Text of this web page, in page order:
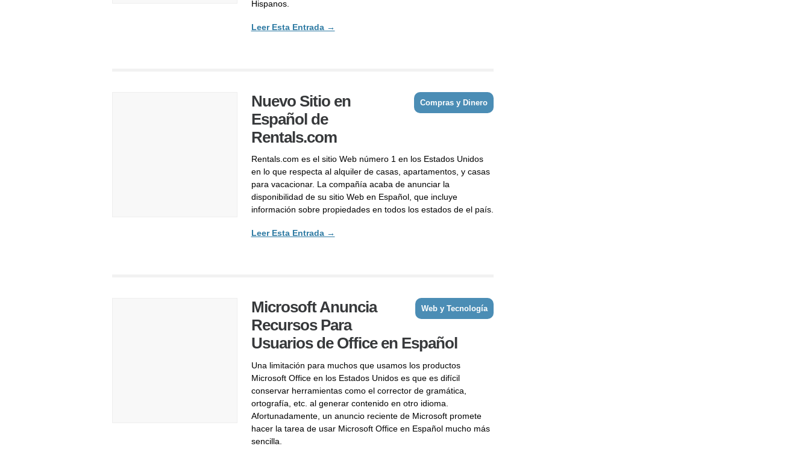
Hispanos.
Leer Esta Entrada →
Compras y Dinero
Nuevo Sitio en
Español de
Rentals.com
Rentals.com es el sitio Web número 1 en los Estados Unidos
en lo que respecta al alquiler de casas, apartamentos, y casas
para vacacionar. La compañía acaba de anunciar la
disponibilidad de su sitio Web en Español, que incluye
información sobre propiedades en todos los estados de el país.
Leer Esta Entrada →
Web y Tecnología
Microsoft Anuncia
Recursos Para
Usuarios de Office en Español
Una limitación para muchos que usamos los productos
Microsoft Office en los Estados Unidos es que es difícil
conservar herramientas como el corrector de gramática,
ortografía, etc. al generar contenido en otro idioma.
Afortunadamente, un anuncio reciente de Microsoft promete
hacer la tarea de usar Microsoft Office en Español mucho más
sencilla.